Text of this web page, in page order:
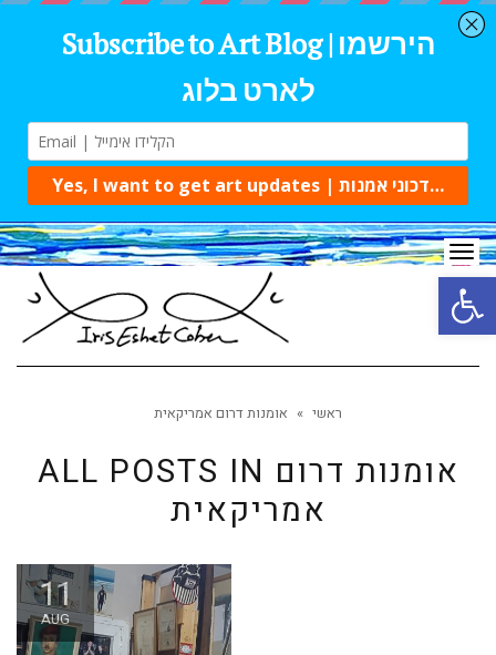
ראשי » אומנות דרום אמריקאית
ALL POSTS IN אומנות דרום
אמריקאית
11
AUG